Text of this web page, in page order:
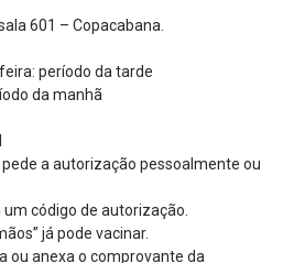
601 – Copacabana.
período da tarde
da manhã
a autorização pessoalmente ou
código de autorização.
já pode vacinar.
ou anexa o comprovante da